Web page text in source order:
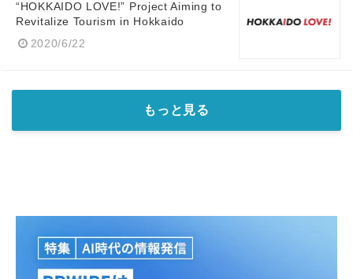
“HOKKAIDO LOVE!” Project Aiming to
Revitalize Tourism in Hokkaido
2020/6/22
もっと見る